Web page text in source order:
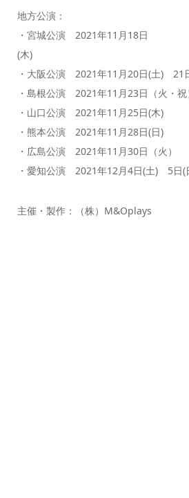
地方公演：
・宮城公演 2021年11月18日
(木)
・大阪公演 2021年11月20日(土) 21
・島根公演 2021年11月23日
・山口公演 2021年11月
・熊本公演 2021年11月
・広島公演 2021年11月30
・愛知公演 2021年12月4日(土) 5
主催・製作：（株）M&Oplays